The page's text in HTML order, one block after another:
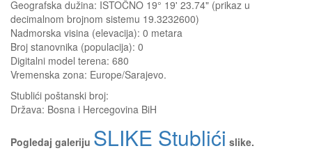
Geografska dužina: ISTOČNO 19° 19' 23.74" (prikaz u
decimalnom brojnom sistemu 19.3232600)
Nadmorska visina (elevacija): 0 metara
Broj stanovnika (populacija): 0
Digitalni model terena: 680
Vremenska zona: Europe/Sarajevo.
Stublići poštanski broj:
Država: Bosna i Hercegovina BiH
Pogledaj galeriju SLIKE Stublići slike.